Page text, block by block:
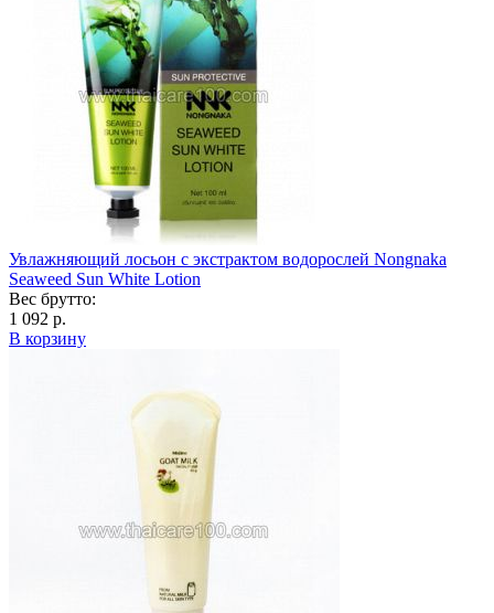
Увлажняющий лосьон с экстрактом водорослей Nongnaka
Seaweed Sun White Lotion
Вес брутто:
1 092 р.
В корзину